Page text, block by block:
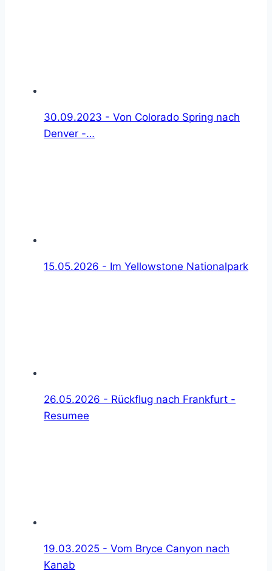
30.09.2023 - Von Colorado Spring nach
Denver -…
15.05.2026 - Im Yellowstone Nationalpark
26.05.2026 - Rückflug nach Frankfurt -
Resumee
19.03.2025 - Vom Bryce Canyon nach
Kanab